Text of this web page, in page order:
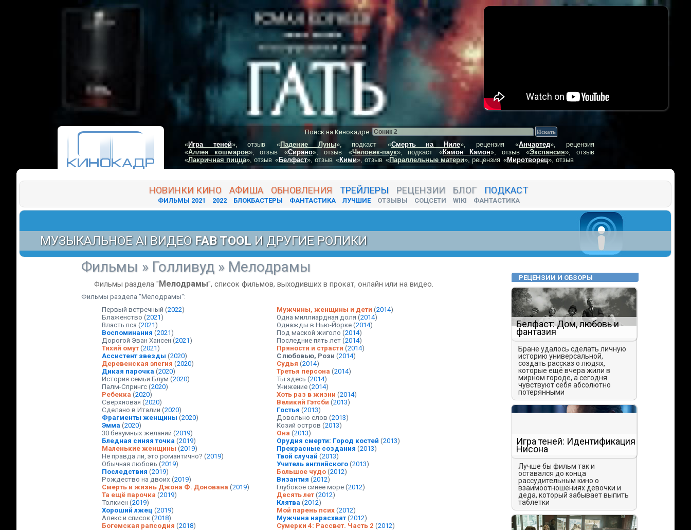
Поиск на Кинокадре
«Игра теней», отзыв «Падение Луны», подкаст «Смерть на Ниле», рецензия «Анчартед», рецензия
«Аллея кошмаров», отзыв «Сирано», отзыв «Человек-паук», подкаст «Камон Камон», отзыв «Экспансия», отзыв
«Лакричная пицца», отзыв «Белфаст», отзыв «Кими», отзыв «Параллельные матери», рецензия «Миротворец», отзыв
НОВИНКИ КИНО АФИША ОБНОВЛЕНИЯ ТРЕЙЛЕРЫ РЕЦЕНЗИИ БЛОГ ПОДКАСТ
ФИЛЬМЫ 2021 2022 БЛОКБАСТЕРЫ ФАНТАСТИКА ЛУЧШИЕ ОТЗЫВЫ СОЦСЕТИ WIKI ФАНТАСТИКА
МУЗЫКАЛЬНОЕ AI ВИДЕО FAB TOOL И ДРУГИЕ РОЛИКИ
Фильмы » Голливуд » Мелодрамы
Фильмы раздела "Мелодрамы", список фильмов, выходивших в прокат, онлайн или на видео.
Фильмы раздела "Мелодрамы":
Первый встречный (2022)
Блаженство (2021)
Власть пса (2021)
Воспоминания (2021)
Дорогой Эван Хансен (2021)
Тихий омут(2021)
Ассистент звезды (2020)
Деревенская элегия (2020)
Дикая парочка (2020)
История семьи Блум (2020)
Палм-Спрингс (2020)
Ребекка (2020)
Сверхновая (2020)
Сделано в Италии (2020)
Фрагменты женщины (2020)
Эмма (2020)
30 безумных желаний (2019)
Бледная синяя точка (2019)
Маленькие женщины (2019)
Не правда ли, это романтично? (2019)
Обычная любовь (2019)
Последствия (2019)
Рождество на двоих (2019)
Смерть и жизнь Джона Ф. Донована (2019)
Та ещё парочка (2019)
Толкиен (2019)
Хороший лжец (2019)
Алекс и список (2018)
Богемская рапсодия (2018)
Мужчины, женщины и дети (2014)
Одна миллиардная доля (2014)
Однажды в Нью-Йорке (2014)
Под маской жиголо (2014)
Последние пять лет (2014)
Пряности и страсти (2014)
С любовью, Рози (2014)
Судья (2014)
Третья персона (2014)
Ты здесь (2014)
Унижение (2014)
Хоть раз в жизни (2014)
Великий Гэтсби (2013)
Гостья (2013)
Довольно слов (2013)
Козий остров (2013)
Она (2013)
Орудия смерти: Город костей (2013)
Прекрасные создания (2013)
Твой случай (2013)
Учитель английского (2013)
Большое чудо (2012)
Византия (2012)
Глубокое синее море (2012)
Десять лет(2012)
Клятва (2012)
Мой парень псих (2012)
Мужчина нарасхват(2012)
Сумерки 4: Рассвет. Часть 2 (2012)
РЕЦЕНЗИИ И ОБЗОРЫ
Белфаст: Дом, любовь и
фантазия
Бране удалось сделать личную
историю универсальной,
создать рассказ о людях,
которые ещё вчера жили в
мирном городе, а сегодня
чувствуют себя абсолютно
потерянными
Игра теней: Идентификация
Нисона
Лучше бы фильм так и
оставался до конца
рассудительным кино о
взаимоотношениях девочки и
деда, который забывает выпить
таблетки